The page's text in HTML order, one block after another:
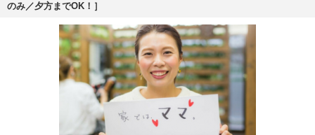
のみ／夕方までOK！］